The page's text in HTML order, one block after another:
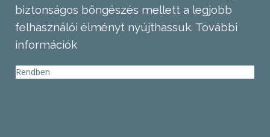
biztonságos böngészés mellett a legjobb
felhasználói élményt nyújthassuk. További
információk
Rendben